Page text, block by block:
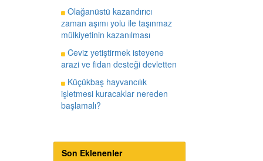
Olağanüstü kazandırıcı
zaman aşımı yolu ile taşınmaz
mülkiyetinin kazanılması
Ceviz yetiştirmek isteyene
arazi ve fidan desteği devletten
Küçükbaş hayvancılık
işletmesi kuracaklar nereden
başlamalı?
Son Eklenenler